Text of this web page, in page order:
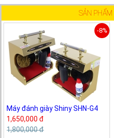
SẢN PHẨM
-8%
Máy đánh giày Shiny SHN-G4
1,650,000 đ
1,800,000 đ